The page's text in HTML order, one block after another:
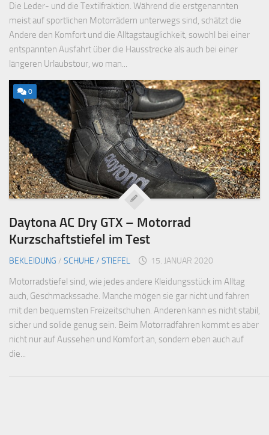
Die Leder- und die Textilfraktion. Während die erstgenannten
meist auf sportlichen Motorrädern unterwegs sind, schätzt die
Andere den Komfort und die Alltagstauglichkeit, sowohl bei einer
entspannten Ausfahrt über die Hausstrecke als auch bei einer
längeren Urlaubstour, wo man...
0
Daytona AC Dry GTX – Motorrad
Kurzschaftstiefel im Test
BEKLEIDUNG / SCHUHE / STIEFEL 15. JANUAR 2020
Motorradstiefel sind, wie jedes andere Kleidungsstück im Alltag
auch, Geschmackssache. Manche mögen sie gar nicht und fahren
mit den bequemsten Freizeitschuhen. Anderen kann es nicht stabil,
sicher und solide genug sein. Beim Motorradfahren kommt es aber
nicht nur auf Aussehen und Komfort an, sondern eben auch auf
die...